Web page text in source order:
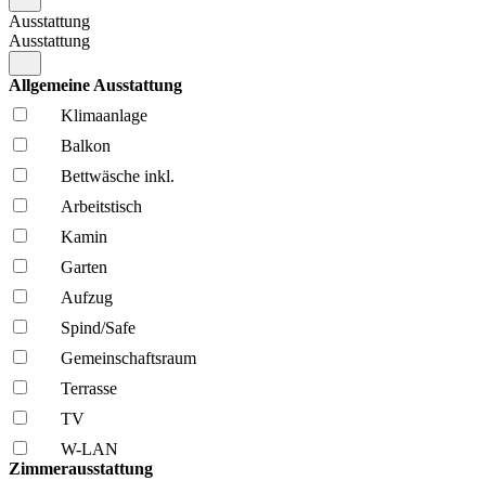
Ausstattung
Ausstattung
Allgemeine Ausstattung
Klima­anlage
Balkon
Bettwäsche inkl.
Arbeitstisch
Kamin
Garten
Aufzug
Spind/Safe
Gemeinschafts­raum
Terrasse
TV
W-LAN
Zimmerausstattung